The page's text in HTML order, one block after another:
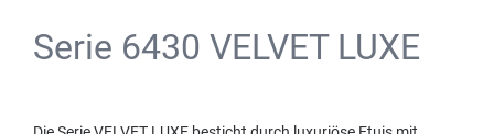
Serie 6430 VELVET LUXE